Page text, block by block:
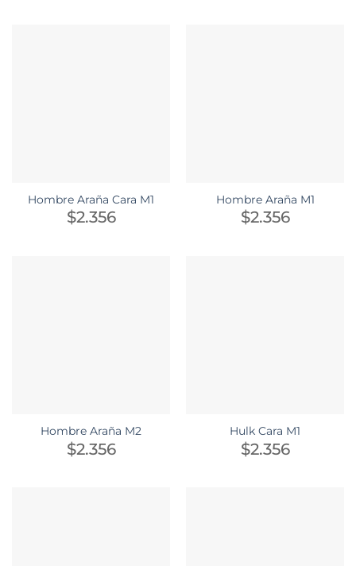
Hombre Araña Cara M1
$2.356
Hombre Araña M1
$2.356
Hombre Araña M2
$2.356
Hulk Cara M1
$2.356